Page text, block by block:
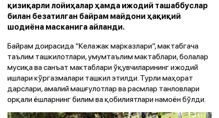
қизиқарли лойиҳалар ҳамда ижодий ташаббуслар
билан безатилган байрам майдони ҳақиқий
шодиёна масканига айланди.
Байрам доирасида “Келажак марказлари”, мактабгача
таълим ташкилотлари, умумтаълим мактаблари, болалар
мусиқа ва санъат мактаблари ўқувчиларининг ижодий
ишлари кўргазмалари ташкил этилди. Турли маҳорат
дарслари, амалий машғулотлар ва расмлар танловлари
орқали ёшларнинг билим ва қобилиятлари намоён бўлди.